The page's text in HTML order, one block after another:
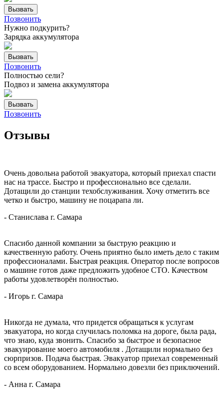
Вызвать
Позвонить
Нужно подкурить?
Зарядка аккумулятора
Вызвать
Позвонить
Полностью сели?
Подвоз и замена аккумулятора
Вызвать
Позвонить
Отзывы
Очень довольна работой эвакуатора, который приехал спасти
нас на трассе. Быстро и профессионально все сделали.
Дотащили до станции техобслуживания. Хочу отметить все
четко и быстро, машину не поцарапа ли.
- Станислава г. Самара
Спасибо данной компании за быструю реакцию и
качественную работу. Очень приятно было иметь дело с таким
профессионалами. Быстрая реакция. Оператор после вопросов
о машине готов даже предложить удобное СТО. Качеством
работы удовлетворён полностью.
- Игорь г. Самара
Никогда не думала, что придется обращаться к услугам
эвакуатора, но когда случилась поломка на дороге, была рада,
что знаю, куда звонить. Спасибо за быстрое и безопасное
эвакуирование моего автомобиля . Дотащили нормально без
сюрпризов. Подача быстрая. Эвакуатор приехал современный
со всем оборудованием. Нормально довезли без приключений.
- Анна г. Самара